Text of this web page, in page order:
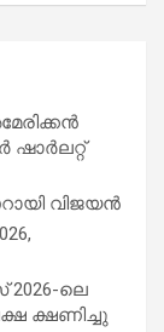
ഷാർലറ്റ്
വിജയൻ
ലെ
ക്ഷണിച്ചു